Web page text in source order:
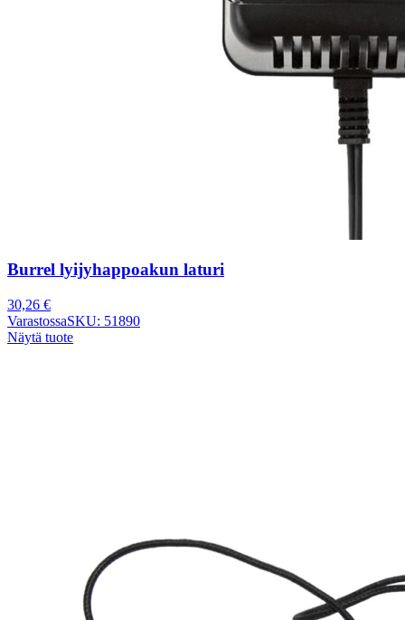
Burrel lyijyhappoakun laturi
30,26 €
VarastossaSKU: 51890
Näytä tuote